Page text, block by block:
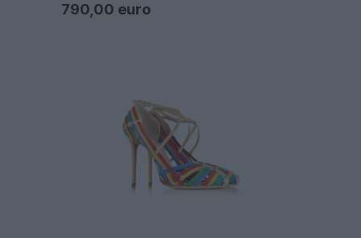
790,00 euro